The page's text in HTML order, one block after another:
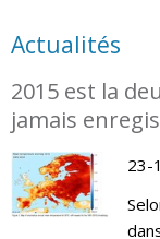
Actualités
2015 est la
jamais
23-